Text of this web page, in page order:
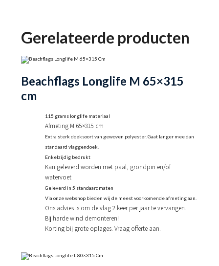
Gerelateerde producten
Beachflags Longlife M 65×315
cm
115 grams longlife materiaal
Afmeting M 65×315 cm
Extra sterk doeksoort van gewoven polyester. Gaat langer mee dan
standaard vlaggendoek.
Enkelzijdig bedrukt
Kan geleverd worden met paal, grondpin en/of
watervoet
Geleverd in 5 standaardmaten
Via onze webshop bieden wij de meest voorkomende afmeting aan.
Ons advies is om de vlag 2 keer per jaar te vervangen.
Bij harde wind demonteren!
Korting bij grote oplages. Vraag offerte aan.